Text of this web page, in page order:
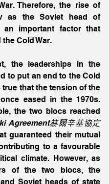
Therefore, the rise of
as the Soviet head of
an important factor that
Cold War.
the leaderships in the
to put an end to the Cold
true that the tension of the
eased in the 1970s.
the two blocs reached
Agreement赫爾辛基協定
guaranteed their mutual
to a favourable
climate. However, as
of the two blocs, the
Soviet heads of state